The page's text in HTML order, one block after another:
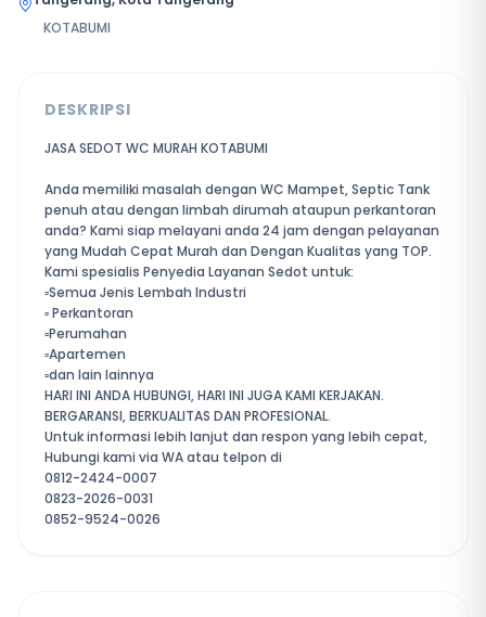
KOTABUMI
DESKRIPSI
JASA SEDOT WC MURAH KOTABUMI
Anda memiliki masalah dengan WC Mampet, Septic Tank
penuh atau dengan limbah dirumah ataupun perkantoran
anda? Kami siap melayani anda 24 jam dengan pelayanan
yang Mudah Cepat Murah dan Dengan Kualitas yang TOP.
Kami spesialis Penyedia Layanan Sedot untuk:
▫️Semua Jenis Lembah Industri
▫️ Perkantoran
▫️Perumahan
▫️Apartemen
▫️dan lain lainnya
HARI INI ANDA HUBUNGI, HARI INI JUGA KAMI KERJAKAN.
BERGARANSI, BERKUALITAS DAN PROFESIONAL.
Untuk informasi lebih lanjut dan respon yang lebih cepat,
Hubungi kami via WA atau telpon di
0812-2424-0007
0823-2026-0031
0852-9524-0026